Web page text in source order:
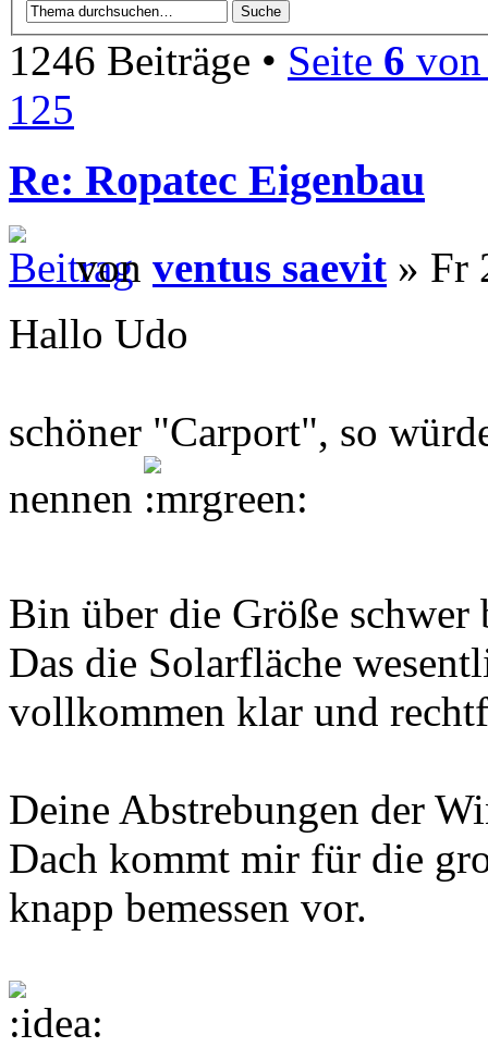
1246 Beiträge • Seite 6
125
Re: Ropatec Eigenbau
von ventus saevit » Fr
Hallo Udo
schöner "Carport", so
nennen
Bin über die Größe
Das die Solarfläche
vollkommen klar und
Deine Abstrebungen der
Dach kommt mir für die
knapp bemessen vor.